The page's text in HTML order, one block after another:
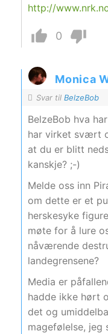
http://
0
Monica
Svar tilBelzeBob
BelzeBob hva
har virket svært
at du er blitt
kanskje? ;-)
Melde oss inn
om dette er et
herskesyke
møte for å lure
nåværende
landegrensene?
Media er
hadde ikke hørt
det og
magefølelse, jeg